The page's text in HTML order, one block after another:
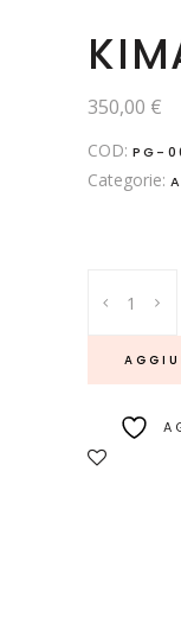
350,00 €
COD: PG-
Categorie:
quantity